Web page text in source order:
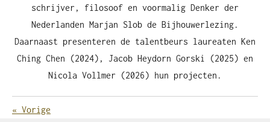
schrijver, filosoof en voormalig Denker der
Nederlanden Marjan Slob de Bijhouwerlezing.
Daarnaast presenteren de talentbeurs laureaten Ken
Ching Chen (2024), Jacob Heydorn Gorski (2025) en
Nicola Vollmer (2026) hun projecten.
« Vorige